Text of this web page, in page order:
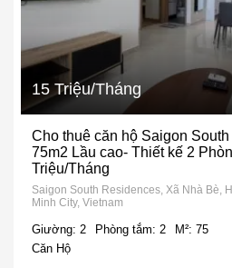
15 Triệu/Tháng
Cho thuê căn hộ Saigon
75m2 Lầu cao- Thiết kế 2
Triệu/Tháng
Saigon South Residences, Xã Nhà Bè,
Minh City, Vietnam
Giường: 2 Phòng tắm: 2
M²: 75
Căn Hộ